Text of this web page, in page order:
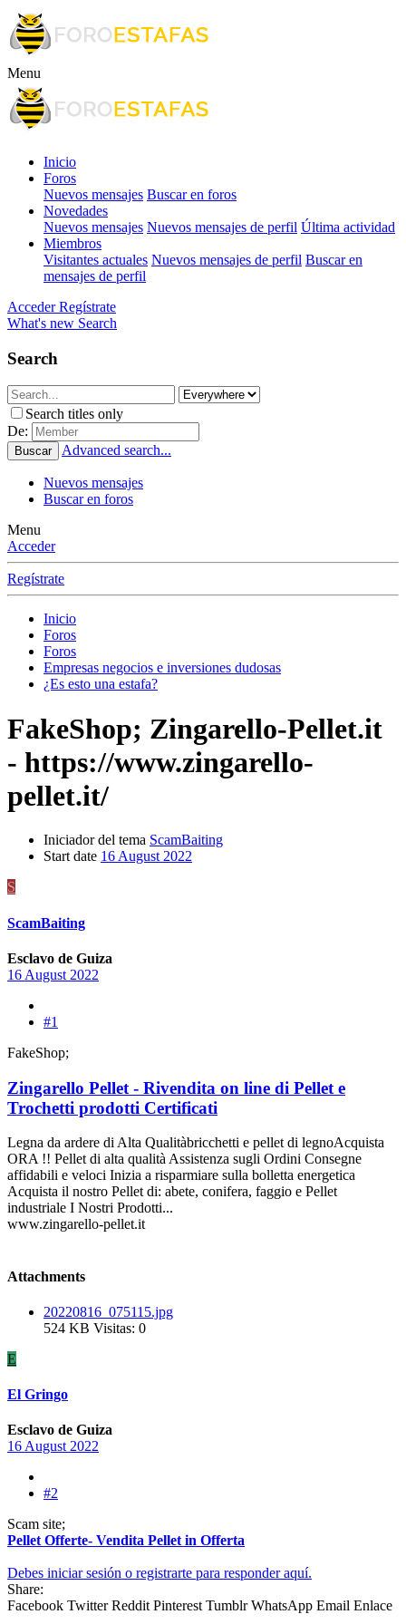
Menu
Inicio
Foros
Nuevos mensajes Buscar en foros
Novedades
Nuevos mensajes Nuevos mensajes de perfil Última actividad
Miembros
Visitantes actuales Nuevos mensajes de perfil Buscar en
mensajes de perfil
Acceder Regístrate
What's new Search
Search
Search titles only
De:
Buscar Advanced search...
Nuevos mensajes
Buscar en foros
Menu
Acceder
Regístrate
Inicio
Foros
Foros
Empresas negocios e inversiones dudosas
¿Es esto una estafa?
FakeShop; Zingarello-Pellet.it
- https://www.zingarello-
pellet.it/
Iniciador del tema ScamBaiting
Start date 16 August 2022
S
ScamBaiting
Esclavo de Guiza
16 August 2022
#1
FakeShop;
Zingarello Pellet - Rivendita on line di Pellet e
Trochetti prodotti Certificati
Legna da ardere di Alta Qualitàbricchetti e pellet di legnoAcquista
ORA !! Pellet di alta qualità Assistenza sugli Ordini Consegne
affidabili e veloci Inizia a risparmiare sulla bolletta energetica
Acquista il nostro Pellet di: abete, conifera, faggio e Pellet
industriale I Nostri Prodotti...
www.zingarello-pellet.it
Attachments
20220816_075115.jpg
524 KB Visitas: 0
E
El Gringo
Esclavo de Guiza
16 August 2022
#2
Scam site;
Pellet Offerte- Vendita Pellet in Offerta
Debes iniciar sesión o registrarte para responder aquí.
Share:
Facebook Twitter Reddit Pinterest Tumblr WhatsApp Email Enlace